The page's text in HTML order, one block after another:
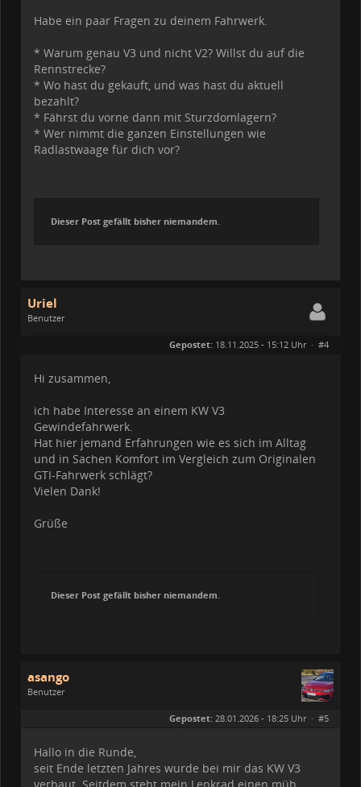
Dabei seit:
10 / 2023
Habe ein paar Fragen zu deinem Fahrwerk.
* Warum genau V3 und nicht V2? Willst du auf die
Rennstrecke?
* Wo hast du gekauft, und was hast du aktuell
bezahlt?
* Fährst du vorne dann mit Sturzdomlagern?
* Wer nimmt die ganzen Einstellungen wie
Radlastwaage für dich vor?
Dieser Post gefällt bisher niemandem.
Uriel
Benutzer
Gepostet: 18.11.2025 - 15:12 Uhr · #4
Hi zusammen,
ich habe Interesse an einem KW V3
Gewindefahrwerk.
Hat hier jemand Erfahrungen wie es sich im Alltag
und in Sachen Komfort im Vergleich zum Originalen
GTI-Fahrwerk schlägt?
Vielen Dank!
Grüße
Dieser Post gefällt bisher niemandem.
asango
Benutzer
Dabei seit:
10 / 2020
Gepostet: 28.01.2026 - 18:25 Uhr · #5
Hallo in die Runde,
seit Ende letzten Jahres wurde bei mir das KW V3